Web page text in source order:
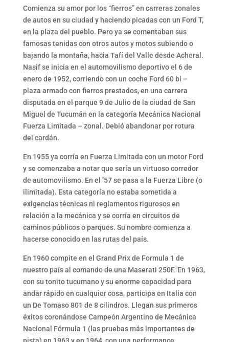
Comienza su amor por los “fierros” en carreras zonales
de autos en su ciudad y haciendo picadas con un Ford T,
en la plaza del pueblo. Pero ya se comentaban sus
famosas tenidas con otros autos y motos subiendo o
bajando la montaña, hacia Tafí del Valle desde Acheral.
Nasif se inicia en el automovilismo deportivo el 6 de
enero de 1952, corriendo con un coche Ford 60 bi –
plaza armado con fierros prestados, en una carrera
disputada en el parque 9 de Julio de la ciudad de San
Miguel de Tucumán en la categoría Mecánica Nacional
Fuerza Limitada – zonal. Debió abandonar por rotura
del cardán.
En 1955 ya corría en Fuerza Limitada con un motor Ford
y se comenzaba a notar que sería un virtuoso corredor
de automovilismo. En el ’57 se pasa a la Fuerza Libre (o
ilimitada). Esta categoría no estaba sometida a
exigencias técnicas ni reglamentos rigurosos en
relación a la mecánica y se corría en circuitos de
caminos públicos o parques. Su nombre comienza a
hacerse conocido en las rutas del país.
En 1960 compite en el Grand Prix de Formula 1 de
nuestro país al comando de una Maserati 250F. En 1963,
con su tonito tucumano y su enorme capacidad para
andar rápido en cualquier cosa, participa en Italia con
un De Tomaso 801 de 8 cilindros. Llegan sus primeros
éxitos coronándose Campeón Argentino de Mecánica
Nacional Fórmula 1 (las pruebas más importantes de